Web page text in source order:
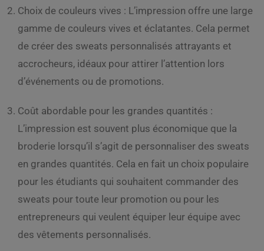
Choix de couleurs vives : L’impression offre une large
gamme de couleurs vives et éclatantes. Cela permet
de créer des sweats personnalisés attrayants et
accrocheurs, idéaux pour attirer l’attention lors
d’événements ou de promotions.
Coût abordable pour les grandes quantités :
L’impression est souvent plus économique que la
broderie lorsqu’il s’agit de personnaliser des sweats
en grandes quantités. Cela en fait un choix populaire
pour les étudiants qui souhaitent commander des
sweats pour toute leur promotion ou pour les
entrepreneurs qui veulent équiper leur équipe avec
des vêtements personnalisés.